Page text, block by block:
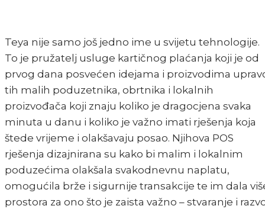
Teya nije samo još jedno ime u svijetu tehnologije.
To je pružatelj usluge kartičnog plaćanja koji je od
prvog dana posvećen idejama i proizvodima
tih malih poduzetnika, obrtnika i lokalnih
proizvođača koji znaju koliko je dragocjena svaka
minuta u danu i koliko je važno imati rješenja koja
štede vrijeme i olakšavaju posao. Njihova POS
rješenja dizajnirana su kako bi malim i lokalnim
poduzećima olakšala svakodnevnu naplatu,
omogućila brže i sigurnije transakcije te im dala
prostora za ono što je zaista važno – stvaranje i